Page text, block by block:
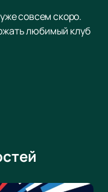
совсем скоро.
любимый клуб